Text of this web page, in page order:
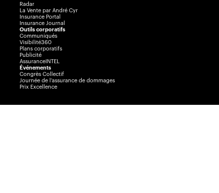
Radar
La Vente par André Cyr
Insurance Portal
Insurance Journal
Outils corporatifs
Communiqués
Visibilité360
Plans corporatifs
Publicité
AssuranceINTEL
Événements
Congrès Collectif
Journée de l’assurance de dommages
Prix Excellence